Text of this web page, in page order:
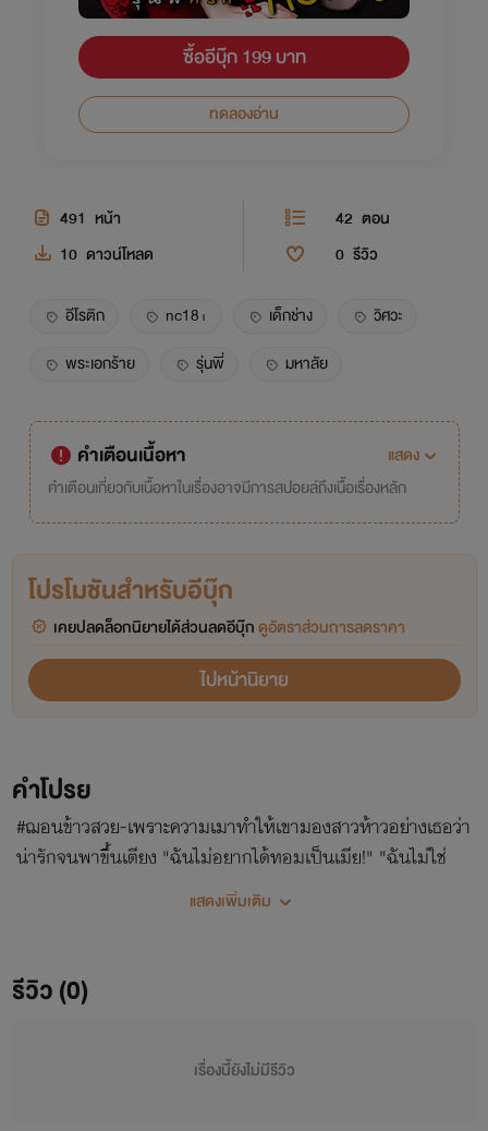
ซื้ออีบุ๊ก 199 บาท
ทดลองอ่าน
491 หน้า 42 ตอน
10 ดาวน์โหลด 0 รีวิว
อีโรติก nc18+ เด็กช่าง
วิศวะ
พระเอกร้าย
รุ่นพี่ มหาลัย
คำเตือนเนื้อหา
แสดง
คำเตือนเกี่ยวกับเนื้อหาในเรื่องอาจมีการสปอยล์ถึงเนื้อเรื่องหลัก
โปรโมชันสำหรับอีบุ๊ก
เคยปลดล็อกนิยายได้ส่วนลดอีบุ๊ก ดูอัตราส่วนการลดราคา
ไปหน้านิยาย
คำโปรย
#ฌอนข้าวสวย-เพราะความเมาทำให้เขามองสาวห้าวอย่างเธอว่า
น่ารักจนพาขึ้นเตียง "ฉันไม่อยากได้ทอมเป็นเมีย!" "ฉันไม่ใช่
ทอมสักหน่อยคืนนั้นรุ่นพี่พิสูจน์ไปแล้วไง" "ม่ายย ความเมาไม่
แสดงเพิ่มเติม
รีวิว (0)
เรื่องนี้ยังไม่มีรีวิว